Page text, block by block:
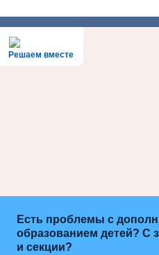
Решаем вместе
Есть проблемы с
образованием детей? С
и секции?